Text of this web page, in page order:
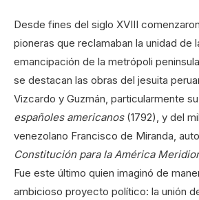
Desde fines del siglo XVIII
pioneras que reclamaban la unidad de
emancipación de la metrópoli
se destacan las obras del jesuita
Vizcardo y Guzmán, particularmente su
españoles americanos(1792), y del
venezolano Francisco de Miranda,
Constitución para la América
Fue este último quien imaginó de
ambicioso proyecto político: la unión